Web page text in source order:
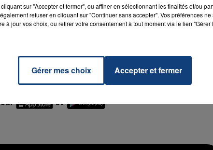
64. Elle avait les cheveux de couleur brune au
avec une capuche en fourrure blanche.
au plus vite ducommissariat d'Arras :
sur
et
sur "Accepter et fermer", ou affiner en sélectionnant les finalités et/ou
refuser en cliquant sur "Continuer sans accepter". Vos préférences
à jour vos choix, ou retirer votre consentement à tout moment via le lien
Gérer mes choix Accepter et fermer